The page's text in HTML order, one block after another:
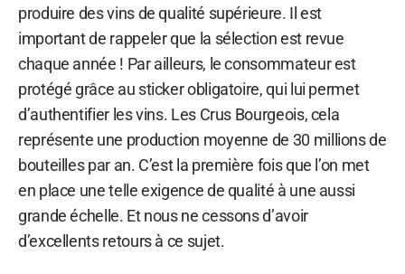
produire des vins de qualité supérieure. Il est
important de rappeler que la sélection est revue
chaque année ! Par ailleurs, le consommateur est
protégé grâce au sticker obligatoire, qui lui permet
d’authentifier les vins. Les Crus Bourgeois, cela
représente une production moyenne de 30 millions de
bouteilles par an. C’est la première fois que l’on met
en place une telle exigence de qualité à une aussi
grande échelle. Et nous ne cessons d’avoir
d’excellents retours à ce sujet.